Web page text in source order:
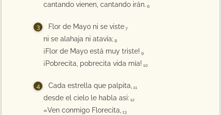
cantando vienen, cantando irán. 6
Flor de Mayo ni se viste 7
ni se alahaja ni atavía; 8
¡Flor de Mayo está muy triste! 9
¡Pobrecita, pobrecita vida mía! 10
Cada estrella que palpita, 11
desde el cielo le habla asi: 12
«Ven conmigo Florecita, 13